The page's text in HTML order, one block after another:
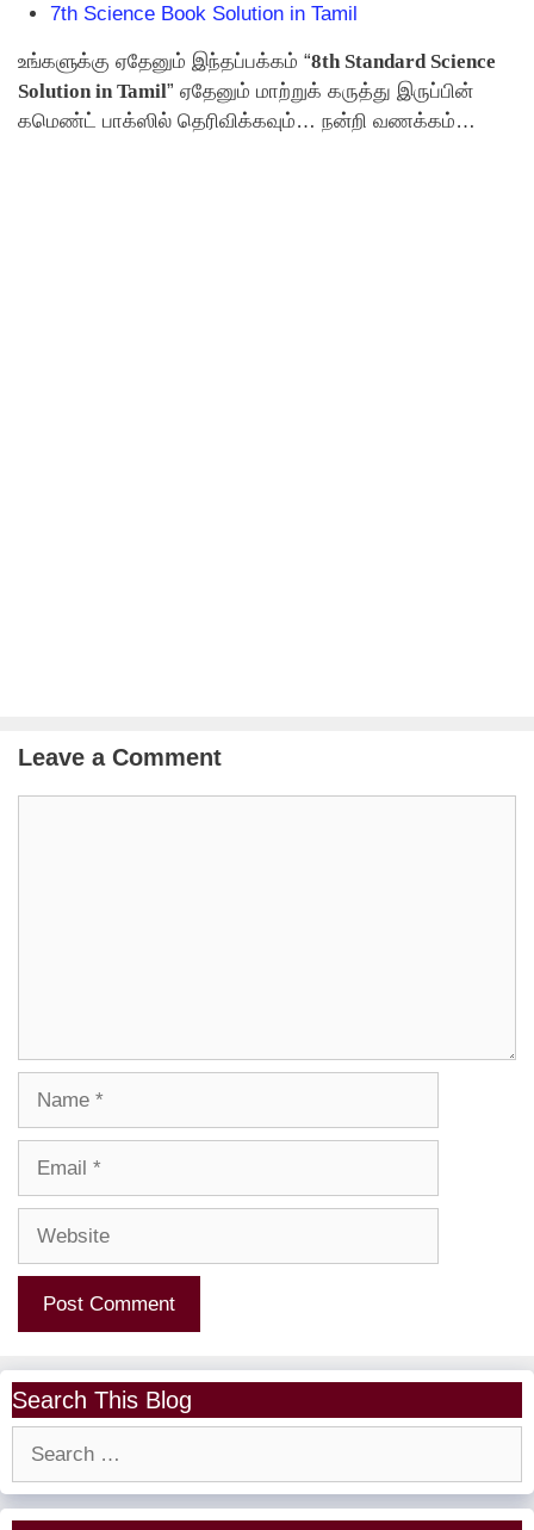
7th Science Book Solution in Tamil
உங்களுக்கு ஏதேனும் இந்தப்பக்கம் “8th Standard Science
Solution in Tamil” ஏதேனும் மாற்றுக் கருத்து இருப்பின்
கமெண்ட் பாக்ஸில் தெரிவிக்கவும்… நன்றி வணக்கம்…
Leave a Comment
Search This Blog